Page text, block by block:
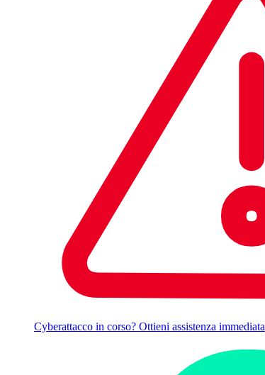
Cyberattacco in corso? Ottieni assistenza immediata